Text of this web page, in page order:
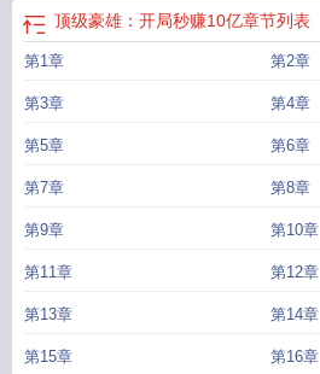
顶级豪雄：开局秒赚10亿章节列表
第1章 第2章
第3章 第4章
第5章 第6章
第7章 第8章
第9章 第10章
第11章 第12章
第13章 第14章
第15章 第16章